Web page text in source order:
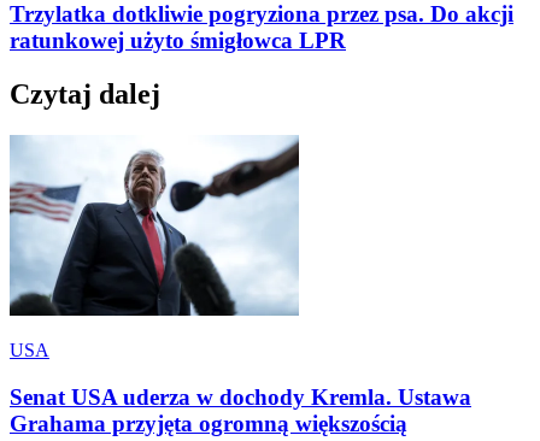
Trzylatka dotkliwie pogryziona przez psa. Do akcji
ratunkowej użyto śmigłowca LPR
Czytaj dalej
USA
Senat USA uderza w dochody Kremla. Ustawa
Grahama przyjęta ogromną większością